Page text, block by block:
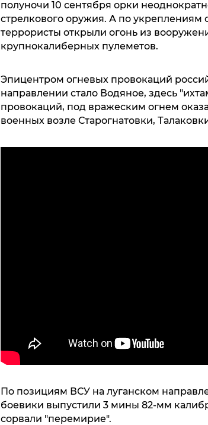
полуночи 10 сентября орки
стрелкового оружия. А по укреплениям
террористы открыли огонь из
крупнокалиберных пулеметов.
Эпицентром огневых провокаций
направлении стало Водяное, здесь
провокаций, под вражеским огнем
военных возле Старогнатовки,
По позициям ВСУ на луганском
боевики выпустили 3 мины 82-мм
сорвали "перемирие".